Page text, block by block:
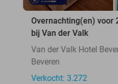
Overnachting(en) voor
bij Van der Valk
Van der Valk Hotel
Beveren
Verkocht: 3.272